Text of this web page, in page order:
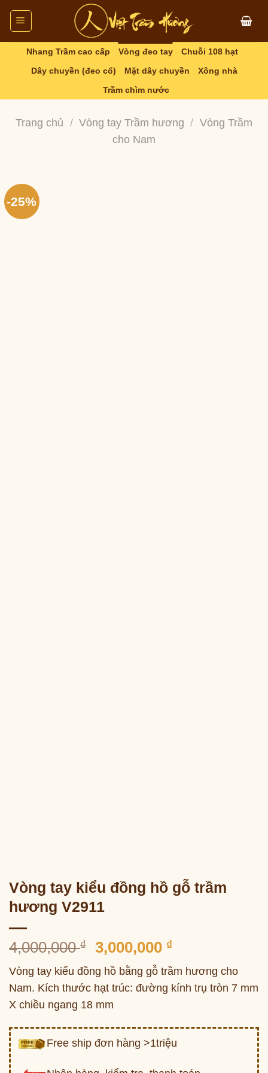
Skip
content
Nhang Trầm cao cấp Vòng đeo tay
Chuỗi 108 hạt
Dây chuyền (đeo cổ)
Mặt dây chuyền
Xông nhà
Trầm chìm nước
Trang chủ / Vòng tay Trầm hương / Vòng Trầm
cho Nam
-25%
Vòng tay kiểu đồng hồ gỗ trầm
hương V2911
4,000,000₫
Giá
gốc
là:
4,000,000 ₫.
3,000,000 ₫Giá
hiện
tại
là:
Vòng tay kiểu đồng hồ bằng gỗ trầm hương cho
Nam. Kích thước hạt trúc: đường kính trụ tròn 7 mm
X chiều ngang 18 mm
Free ship đơn hàng >1triệu